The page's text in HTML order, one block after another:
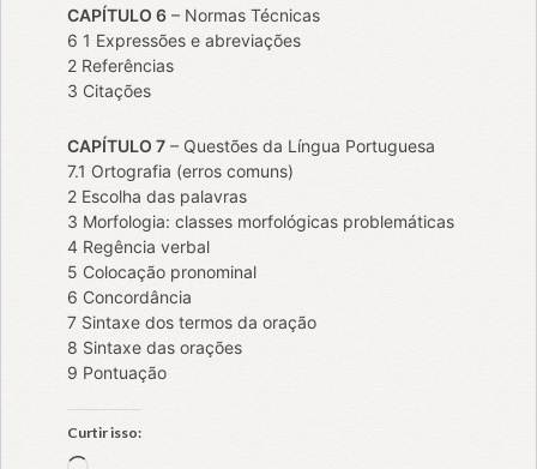
CAPÍTULO 6– Normas Técnicas
6 1 Expressões e abreviações
2 Referências
3 Citações
CAPÍTULO 7– Questões da Língua Portuguesa
7.1 Ortografia (erros comuns)
2 Escolha das palavras
3 Morfologia: classes morfológicas problemáticas
4 Regência verbal
5 Colocação pronominal
6 Concordância
7 Sintaxe dos termos da oração
8 Sintaxe das orações
9 Pontuação
Curtir isso: